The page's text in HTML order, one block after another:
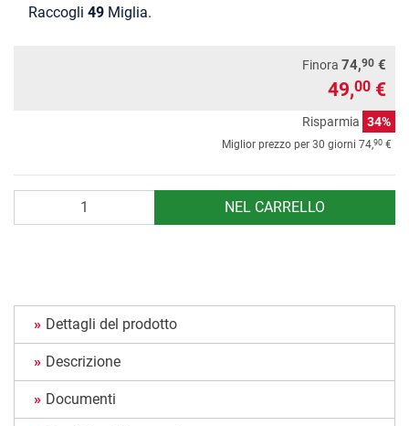
Raccogli 49 Miglia.
Finora 74,90 €
49,00 €
Risparmia 34%
Miglior prezzo per 30 giorni 74,90 €
NEL CARRELLO
Dettagli del prodotto
Descrizione
Documenti